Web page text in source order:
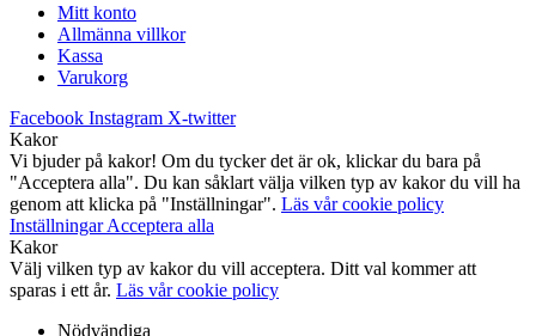
Mitt konto
Allmänna villkor
Kassa
Varukorg
Facebook Instagram X-twitter
Kakor
Vi bjuder på kakor! Om du tycker det är ok, klickar du bara på
"Acceptera alla". Du kan såklart välja vilken typ av kakor du vill ha
genom att klicka på "Inställningar". Läs vår cookie policy
InställningarAcceptera alla
Kakor
Välj vilken typ av kakor du vill acceptera. Ditt val kommer att
sparas i ett år. Läs vår cookie policy
Nödvändiga